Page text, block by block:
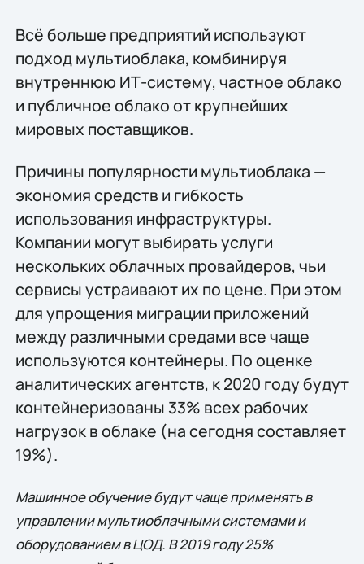
Всё больше предприятий используют
подход мультиоблака, комбинируя
внутреннюю ИТ-систему, частное облако
и публичное облако от крупнейших
мировых поставщиков.
Причины популярности мультиоблака —
экономия средств и гибкость
использования инфраструктуры.
Компании могут выбирать услуги
нескольких облачных провайдеров, чьи
сервисы устраивают их по цене. При этом
для упрощения миграции приложений
между различными средами все чаще
используются контейнеры. По оценке
аналитических агентств, к 2020 году будут
контейнеризованы 33% всех рабочих
нагрузок в облаке (на сегодня составляет
19%).
Машинное обучение будут чаще применять в
управлении мультиоблачными системами и
оборудованием в ЦОД. В 2019 году 25%